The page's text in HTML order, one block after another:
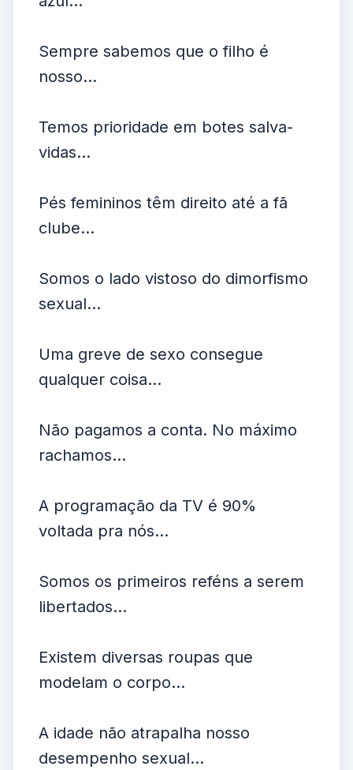
Sempre sabemos que o filho é
nosso...
Temos prioridade em botes salva-
vidas...
Pés femininos têm direito até a fã
clube...
Somos o lado vistoso do dimorfismo
sexual...
Uma greve de sexo consegue
qualquer coisa...
Não pagamos a conta. No máximo
rachamos...
A programação da TV é 90%
voltada pra nós...
Somos os primeiros reféns a serem
libertados...
Existem diversas roupas que
modelam o corpo...
A idade não atrapalha nosso
desempenho sexual...